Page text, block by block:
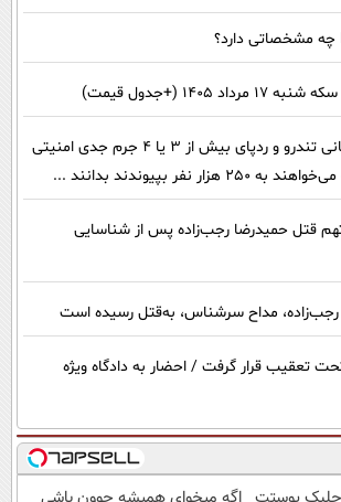
۱۴۰۵ (+جدول قیمت)
گفته‌های یک روحانی تندرو و ردپای بیش از ۳ یا ۴ جرم جدی امنیتی
نفر بپیوندند بدانند ...
قتل حمیدرضا رجب‌زاده پس از شناسایی
رجب‌زاده، مداح سرشناس، به‌قتل رسیده است
تعقیب قرار گرفت / احضار به دادگاه ویژه